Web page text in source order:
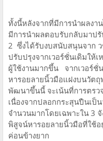
ทั้งนี้หลังจากที่มีการนำผลง
มีการนำผลตอบรับกลับมาป
2 ซึ่งได้รับงบสนับสนุนจาก
ปรับปรุงจากเวอร์ชั่นเดิมให้
ผู้ใช้งานมากขึ้น จากเวอร์ชั่
หารอยลายนิ้วมือแฝงบนวัต
พัฒนาขึ้นนี้ จะเน้นที่การตรว
เนื่องจากปลอกกระสุนปืนเป็
จำนวนมากโดยเฉพาะใน 3
พิสูจน์หารอยลายนิ้วมือที่ใช้
ค่อนข้างยาก